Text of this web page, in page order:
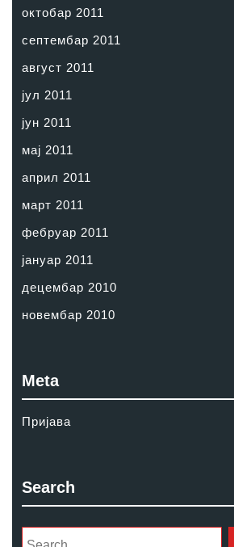
октобар 2011
септембар 2011
август 2011
јул 2011
јун 2011
мај 2011
април 2011
март 2011
фебруар 2011
јануар 2011
децембар 2010
новембар 2010
Meta
Пријава
Search